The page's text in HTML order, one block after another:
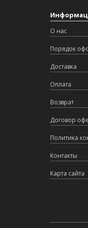
О нас
Порядок
Доставка
Оплата
Возврат
Договор
Политика
Контакты
Карта сайта